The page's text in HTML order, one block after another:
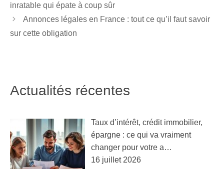
inratable qui épate à coup sûr
Annonces légales en France : tout ce qu’il faut savoir
sur cette obligation
Actualités récentes
Taux d’intérêt, crédit immobilier,
épargne : ce qui va vraiment
changer pour votre a…
16 juillet 2026